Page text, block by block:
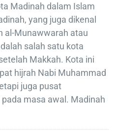
Madinah dalam Islam
yang juga dikenal
al-Munawwarah atau
salah satu kota
Makkah. Kota ini
hijrah Nabi Muhammad
juga pusat
masa awal. Madinah